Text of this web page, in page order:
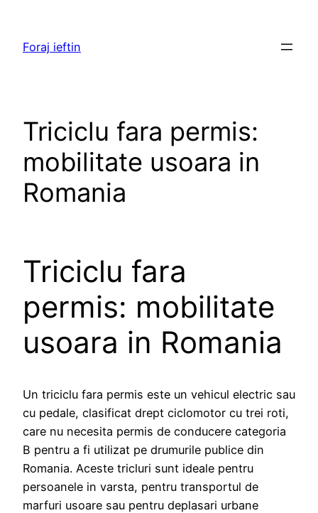
content
Foraj ieftin
Triciclu fara permis:
mobilitate usoara in
Romania
Triciclu fara
permis: mobilitate
usoara in Romania
Un triciclu fara permis este un vehicul electric sau
cu pedale, clasificat drept ciclomotor cu trei roti,
care nu necesita permis de conducere categoria
B pentru a fi utilizat pe drumurile publice din
Romania. Aceste tricluri sunt ideale pentru
persoanele in varsta, pentru transportul de
marfuri usoare sau pentru deplasari urbane